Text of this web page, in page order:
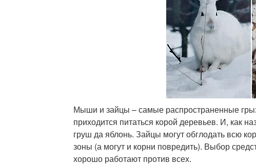
Мыши и зайцы – самые распространенные
приходится питаться корой деревьев. И, как
груш да яблонь. Зайцы могут обглодать всю
зоны (а могут и корни повредить). Выбор
хорошо работают против всех.